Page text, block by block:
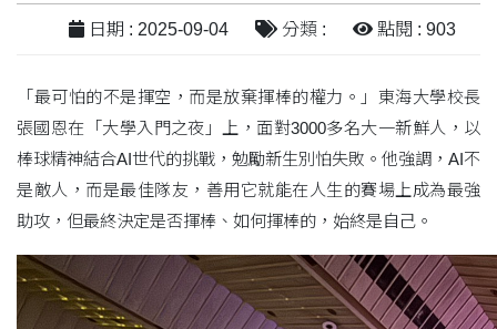
日期 : 2025-09-04 分類 : 點閱 : 903
「最可怕的不是揮空，而是放棄揮棒的權力。」東海大學校長
張國恩在「大學入門之夜」上，面對3000多名大一新鮮人，以
棒球精神結合AI世代的挑戰，勉勵新生別怕失敗。他強調，AI不
是敵人，而是最佳隊友，善用它就能在人生的賽場上成為最強
助攻，但最終決定是否揮棒、如何揮棒的，始終是自己。